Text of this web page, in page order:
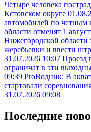
Четыре человека
Кстовском округе
автомобилей по
области отменят 1
Нижегородской области
жеребьевки и ввести
31.07.2026 10:07 Проезд
ограничат в эти
09:39 ProВодник: В
стартовали
31.07.2026 09:08
Последние